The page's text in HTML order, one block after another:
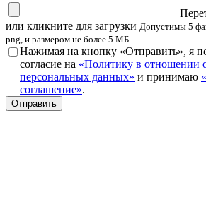
или кликните для загрузки Допустимы 5
png, и размером не более 5 МБ.
Нажимая на кнопку «Отправить», я
согласие на «Политику в отношении
персональных данных» и принимаю
соглашение».